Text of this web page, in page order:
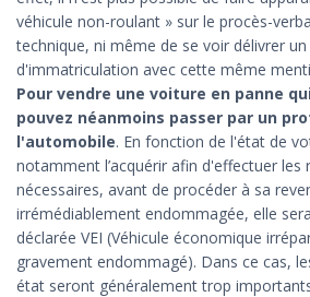
véhicule non-roulant » sur le procès-
technique, ni même de se voir délivrer
d'immatriculation avec cette même
Pour vendre une voiture en panne
pouvez néanmoins passer par un
l'automobile. En fonction de l'état de
notamment l’acquérir afin d'effectuer les
nécessaires, avant de procéder à sa
irrémédiablement endommagée, elle
déclarée VEI (Véhicule économique
gravement endommagé). Dans ce cas,
état seront généralement trop